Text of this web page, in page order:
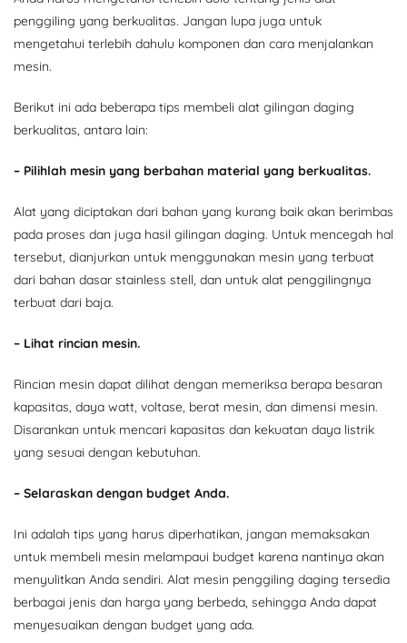
penggiling yang berkualitas. Jangan lupa juga untuk
mengetahui terlebih dahulu komponen dan cara menjalankan
mesin.
Berikut ini ada beberapa tips membeli alat gilingan daging
berkualitas, antara lain:
– Pilihlah mesin yang berbahan material yang berkualitas.
Alat yang diciptakan dari bahan yang kurang baik akan berimbas
pada proses dan juga hasil gilingan daging. Untuk mencegah hal
tersebut, dianjurkan untuk menggunakan mesin yang terbuat
dari bahan dasar stainless stell, dan untuk alat penggilingnya
terbuat dari baja.
– Lihat rincian mesin.
Rincian mesin dapat dilihat dengan memeriksa berapa besaran
kapasitas, daya watt, voltase, berat mesin, dan dimensi mesin.
Disarankan untuk mencari kapasitas dan kekuatan daya listrik
yang sesuai dengan kebutuhan.
– Selaraskan dengan budget Anda.
Ini adalah tips yang harus diperhatikan, jangan memaksakan
untuk membeli mesin melampaui budget karena nantinya akan
menyulitkan Anda sendiri. Alat mesin penggiling daging tersedia
berbagai jenis dan harga yang berbeda, sehingga Anda dapat
menyesuaikan dengan budget yang ada.